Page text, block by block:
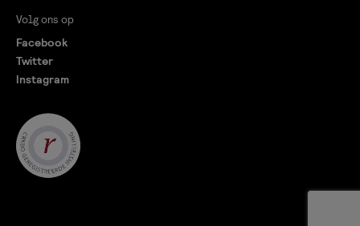
Volg ons op
Facebook
Twitter
Instagram